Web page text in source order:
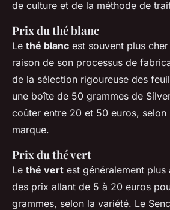
de culture et de la méthode de
Prix du thé blanc
Le thé blanc est souvent plus
raison de son processus de
de la sélection rigoureuse des
une boîte de 50 grammes de
coûter entre 20 et 50 euros, selon
marque.
Prix du thé vert
Le thé vert est généralement
des prix allant de 5 à 20 euros
grammes, selon la variété. Le